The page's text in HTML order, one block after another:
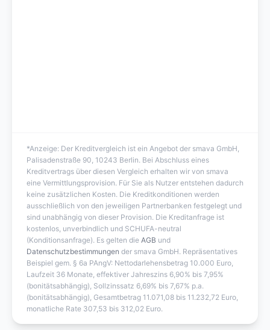
*Anzeige: Der Kreditvergleich ist ein Angebot der smava GmbH,
Palisadenstraße 90, 10243 Berlin. Bei Abschluss eines
Kreditvertrags über diesen Vergleich erhalten wir von smava
eine Vermittlungsprovision. Für Sie als Nutzer entstehen dadurch
keine zusätzlichen Kosten. Die Kreditkonditionen werden
ausschließlich von den jeweiligen Partnerbanken festgelegt und
sind unabhängig von dieser Provision. Die Kreditanfrage ist
kostenlos, unverbindlich und SCHUFA-neutral
(Konditionsanfrage). Es gelten die AGB und
Datenschutzbestimmungen der smava GmbH. Repräsentatives
Beispiel gem. § 6a PAngV: Nettodarlehensbetrag 10.000 Euro,
Laufzeit 36 Monate, effektiver Jahreszins 6,90% bis 7,95%
(bonitätsabhängig), Sollzinssatz 6,69% bis 7,67% p.a.
(bonitätsabhängig), Gesamtbetrag 11.071,08 bis 11.232,72 Euro,
monatliche Rate 307,53 bis 312,02 Euro.